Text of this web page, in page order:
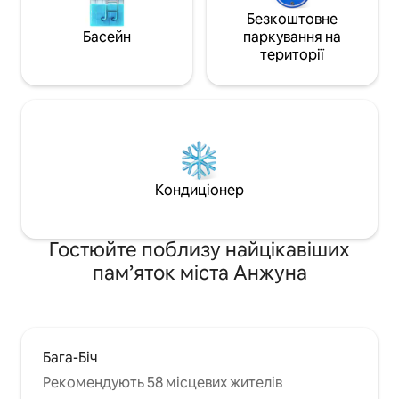
Басейн
Безкоштовне
паркування на
території
Кондиціонер
Гостюйте поблизу найцікавіших
пам’яток міста Анжуна
Бага-Біч
Рекомендують 58 місцевих жителів